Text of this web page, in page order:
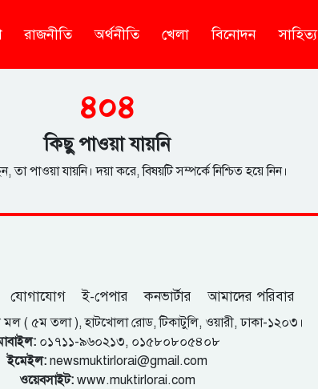
রাজনীতি অর্থনীতি খেলা বিনোদন সাহিত্য
৪০৪
কিছু পাওয়া যায়নি
পাওয়া যায়নি। দয়া করে, বিষয়টি সম্পর্কে নিশ্চিত হয়ে নিন।
যোগাযোগ ই-পেপার কনভার্টার আমাদের পরিবার
( ৫ম তলা ), হাটখোলা রোড, টিকাটুলি, ওয়ারী, ঢাকা-১২০৩।
০১৭১১-৯৬০২১৩, ০১৫৮০৮০৫৪০৮
ইমেইল: newsmuktirlorai@gmail.com
ওয়েবসাইট: www.muktirlorai.com